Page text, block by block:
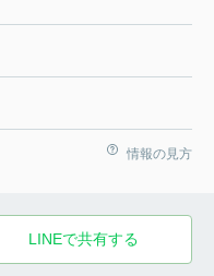
情報の見方
LINEで共有する